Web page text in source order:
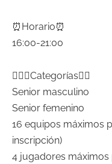
⏰Horario⏰
16:00-21:00
⛹🏻‍♀️Categorías⛹🏻
Senior masculino
Senior femenino
16 equipos máximos
inscripción)
4 jugadores